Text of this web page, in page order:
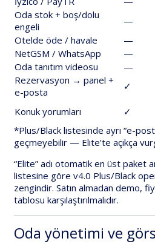
Oda stok + boş/dolu
engeli
—
Otelde öde / havale
—
NetGSM / WhatsApp
—
Oda tanıtım videosu
—
Rezervasyon → panel +
e-posta
✓
Konuk yorumları ✓
*Plus/Black listesinde ayrı “e-
geçmeyebilir — Elite’te açıkça
“Elite” adı otomatik en üst paket
listesine göre v4.0 Plus/Black
zengindir. Satın almadan demo,
tablosu karşılaştırılmalıdır.
Oda yönetimi ve